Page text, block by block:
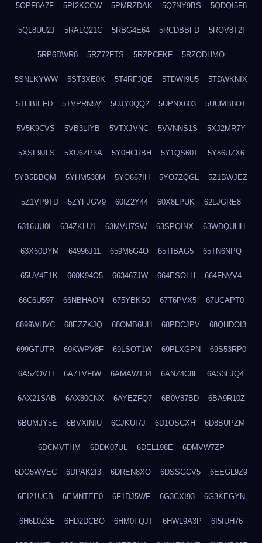
5OPF8A7F 5PI2KCCW 5PMRZDAK 5Q7NY9BS 5QDQI5F8
5QL8UU2J 5RALQ21C 5RBG4E64 5RCDBBFD 5ROV8T2I
5RP6DWR8 5RZ72FTS 5RZPCFKF 5RZQDHMO
5SNLKYWW 5ST3XE0K 5T4RFJQE 5TDWI9U5 5TDWKNIX
5THBIEFD 5TVPRN5V 5UJY0QQ2 5UPNX603 5UUMB8OT
5V5K9CVS 5VB3LIYB 5VTXJVNC 5VVNNS1S 5XJ2MR7Y
5XSF9JLS 5XU6ZP3A 5Y0HCRBH 5Y1QS60T 5Y86UZX6
5YB5BBQM 5YHM530M 5YO667IH 5YO7ZQGL 5Z1BWJEZ
5Z1VP9TD 5ZYFJGV9 60IZ2Y44 60X8LPUK 62LJGRE8
6316UU0I 634ZKLU1 63MVU7SW 63SPQINX 63WDQUHH
63X60DYM 64996J11 659M6G4O 65TIBAG5 65TN6NPQ
65UV4E1K 660K94O5 663467JW 664ESOLH 664FNVV4
66C6U597 66NBHAON 675YBKS0 67T6PVX5 67UCAPT0
6899WHVC 68EZZKJQ 68OMB6UH 68PDCJPV 68QHDOI3
699GTUTR 69KWPV8F 69LSOT1W 69PLXGPN 69S53RP0
6A5ZOVTI 6A7TVFIW 6AMAWT34 6ANZ4C8L 6AS3LJQ4
6AX21SAB 6AX80CNX 6AYEZFQ7 6B0V87BD 6BA9R10Z
6BUMJY5E 6BVXINIU 6CJKUI7J 6D1OSCXH 6D8BUPZM
6DCMVTHM 6DDK07UL 6DEL198E 6DMVW7ZP
6DO5WVEC 6DPAK2I3 6DREN8XO 6DSSGCV5 6EEGL9Z9
6EI21UCB 6EMNTEE0 6F1DJ5WF 6G3CXI93 6G3KEGYN
6H6L0Z3E 6HD2DCBO 6HM0FQJT 6HWL9A3P 6I5IUH76